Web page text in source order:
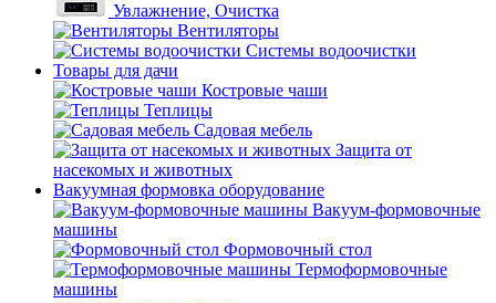
Увлажнение, Очистка
Вентиляторы
Системы водоочистки
Товары для дачи
Костровые чаши
Теплицы
Садовая мебель
Защита от
насекомых и животных
Вакуумная формовка оборудование
Вакуум-формовочные
машины
Формовочный стол
Термоформовочные
машины